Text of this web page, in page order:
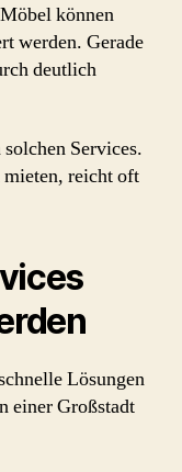
können
werden. Gerade
deutlich
Services.
mieten, reicht oft
Lösungen
einer Großstadt